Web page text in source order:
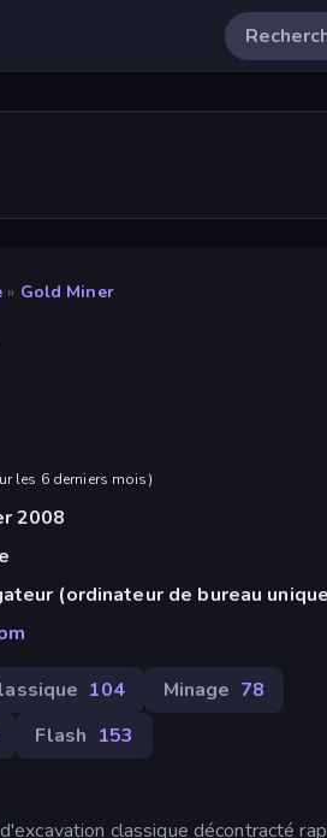
» Gold Miner
les 6 derniers mois)
2008
(ordinateur de bureau
104 Minage 78
Flash 153
classique décontracté